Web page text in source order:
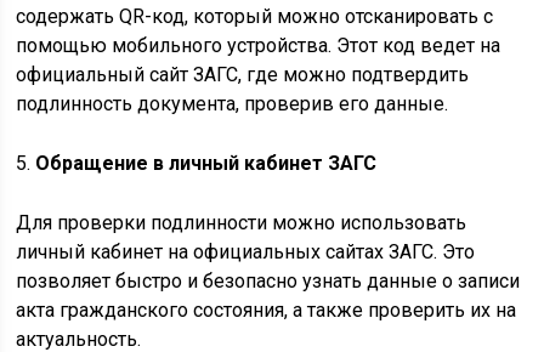
содержать QR-код, который можно отсканировать с
помощью мобильного устройства. Этот код ведет на
официальный сайт ЗАГС, где можно подтвердить
подлинность документа, проверив его данные.
5. Обращение в личный кабинет ЗАГС
Для проверки подлинности можно использовать
личный кабинет на официальных сайтах ЗАГС. Это
позволяет быстро и безопасно узнать данные о записи
акта гражданского состояния, а также проверить их на
актуальность.